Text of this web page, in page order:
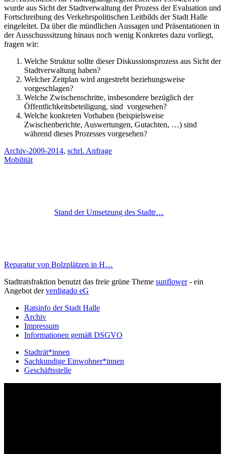
wurde aus Sicht der Stadtverwaltung der Prozess der Evaluation und
Fortschreibung des Verkehrspolitischen Leitbilds der Stadt Halle
eingeleitet. Da über die mündlichen Aussagen und Präsentationen in
der Ausschusssitzung hinaus noch wenig Konkretes dazu vorliegt,
fragen wir:
Welche Struktur sollte dieser Diskussionsprozess aus Sicht der
Stadtverwaltung haben?
Welcher Zeitplan wird angestrebt beziehungsweise
vorgeschlagen?
Welche Zwischenschritte, insbesondere bezüglich der
Öffentlichkeitsbeteiligung, sind vorgesehen?
Welche konkreten Vorhaben (beispielsweise
Zwischenberichte, Auswertungen, Gutachten, …) sind
während dieses Prozesses vorgesehen?
Archiv-2009-2014, schrl. Anfrage
Mobilität
Stand der Umsetzung des Stadtr…
Reparatur von Bolzplätzen in H…
Stadtratsfraktion benutzt das freie grüne Theme sunflower‐ ein
Angebot derverdigado eG
Ratsinfo der Stadt Halle
Archiv
Impressum
Informationen gemäß DSGVO
Stadträt*innen
Sachkundige Einwohner*innen
Geschäftsstelle